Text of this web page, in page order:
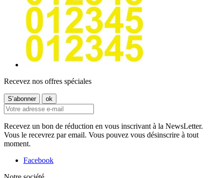
Recevez nos offres spéciales
Recevez un bon de réduction en vous inscrivant à la NewsLetter.
Vous le recevrez par email. Vous pouvez vous désinscrire à tout
moment.
Facebook